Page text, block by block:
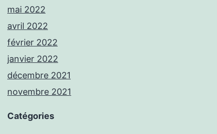
mai 2022
avril 2022
février 2022
janvier 2022
décembre 2021
novembre 2021
Catégories